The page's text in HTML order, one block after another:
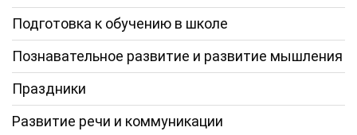
Подготовка к обучению в школе
Познавательное развитие и развитие мышления
Праздники
Развитие речи и коммуникации